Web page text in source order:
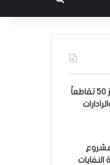
المرور العامة: تجهيز 50 تقاطعاً
مشروع
النفايات